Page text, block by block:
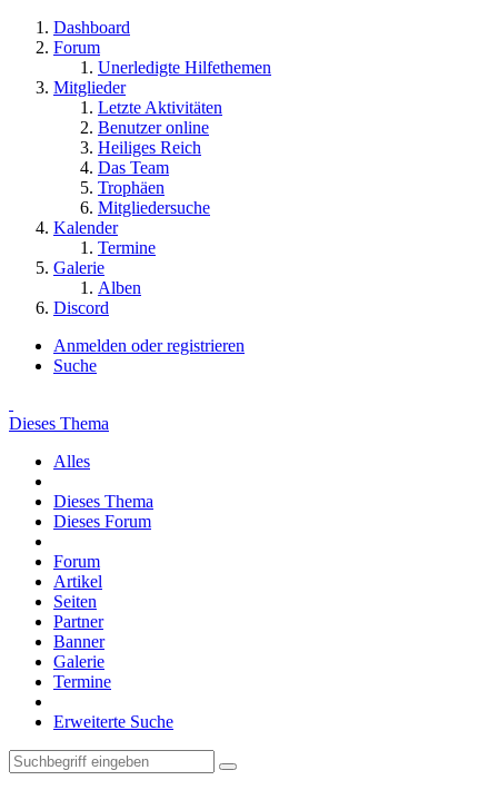
Dashboard
Forum
Unerledigte Hilfethemen
Mitglieder
Letzte Aktivitäten
Benutzer online
Heiliges Reich
Das Team
Trophäen
Mitgliedersuche
Kalender
Termine
Galerie
Alben
Discord
Anmelden oder registrieren
Suche
Dieses Thema
Alles
Dieses Thema
Dieses Forum
Forum
Artikel
Seiten
Partner
Banner
Galerie
Termine
Erweiterte Suche